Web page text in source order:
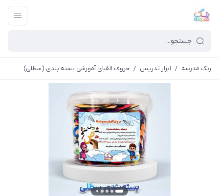
رنگ مدرسه / ابزار تدریس / حروف الفبای آموزشی بسته بندی (سطلی)